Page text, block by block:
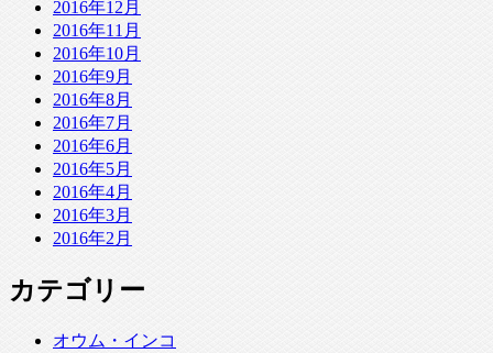
2016年12月
2016年11月
2016年10月
2016年9月
2016年8月
2016年7月
2016年6月
2016年5月
2016年4月
2016年3月
2016年2月
カテゴリー
オウム・インコ